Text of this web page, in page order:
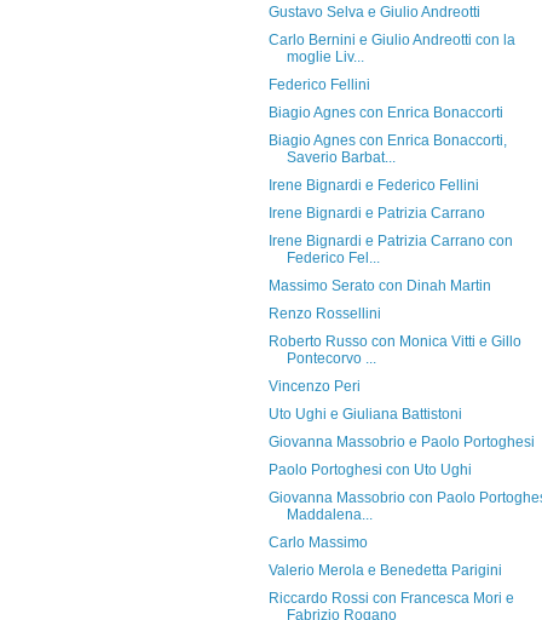
Gustavo Selva e Giulio Andreotti
Carlo Bernini e Giulio Andreotti con la
moglie Liv...
Federico Fellini
Biagio Agnes con Enrica Bonaccorti
Biagio Agnes con Enrica Bonaccorti,
Saverio Barbat...
Irene Bignardi e Federico Fellini
Irene Bignardi e Patrizia Carrano
Irene Bignardi e Patrizia Carrano con
Federico Fel...
Massimo Serato con Dinah Martin
Renzo Rossellini
Roberto Russo con Monica Vitti e Gillo
Pontecorvo ...
Vincenzo Peri
Uto Ughi e Giuliana Battistoni
Giovanna Massobrio e Paolo Portoghesi
Paolo Portoghesi con Uto Ughi
Giovanna Massobrio con Paolo
Maddalena...
Carlo Massimo
Valerio Merola e Benedetta Parigini
Riccardo Rossi con Francesca Mori e
Fabrizio Rogano